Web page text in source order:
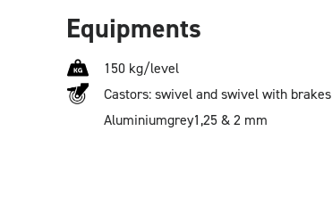
Equipments
150 kg/level
Castors: swivel and swivel with brakes
Aluminiumgrey1,25 & 2 mm